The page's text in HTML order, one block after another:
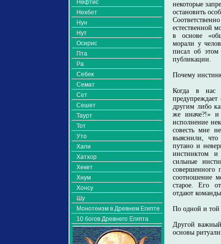
Нефтис
Нехбет
Нун
Нут
Осирис
Пта
Ра
Себек
Семат
Сет
Сешет
Таурт
Тот
Уто
Хапи
Хатхор
Хекет
Хнум
Хонсу
Шу
Монотеизм в Древнем Египте
10 богов Древнего Египта
некоторые
остановить
естественной
в основе
морали у
писал об этом
публикации.
Почему
Когда в нас
другим либо
же иначе?!»
исполнение
совесть мне
выяснили, что
путано и
инстинктом и
сильные
совершенного
соотношение
старое. Его
отдают
По одной и той
Другой
основы